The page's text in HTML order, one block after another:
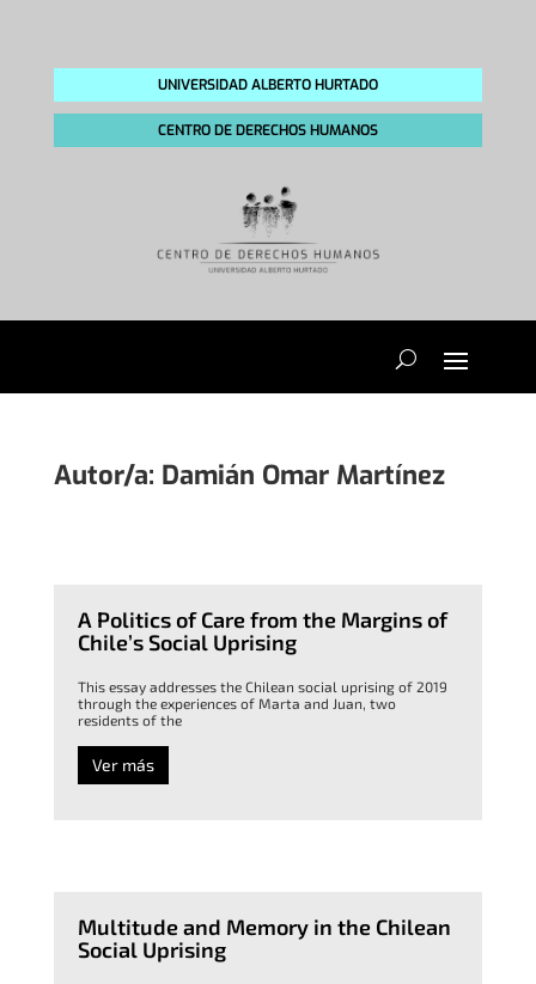
UNIVERSIDAD ALBERTO HURTADO
CENTRO DE DERECHOS HUMANOS
Autor/a: Damián Omar Martínez
A Politics of Care from the Margins of
Chile’s Social Uprising
This essay addresses the Chilean social uprising of 2019
through the experiences of Marta and Juan, two
residents of the
Ver más
Multitude and Memory in the Chilean
Social Uprising